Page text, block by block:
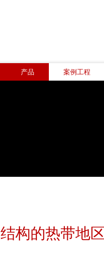
产品 案例工程
构的热带地